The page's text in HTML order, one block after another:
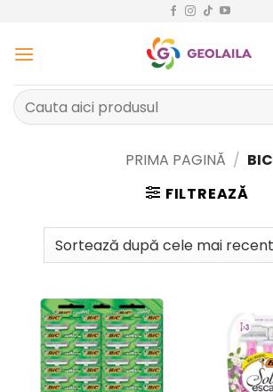
conținut
Caută
după:
PRIMA PAGINĂ / BIC
FILTREAZĂ